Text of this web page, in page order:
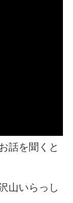
話を聞くと
山いらっし